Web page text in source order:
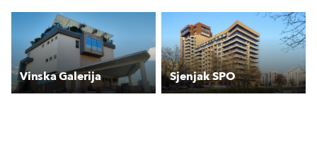
Vinska Galerija Sjenjak SPO